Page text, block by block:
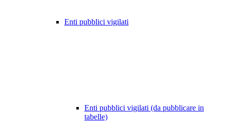
Enti pubblici vigilati
Enti pubblici vigilati (da pubblicare in
tabelle)